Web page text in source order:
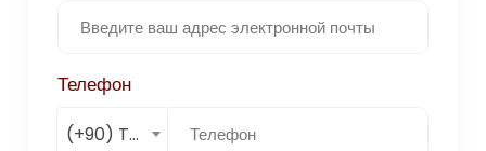
Телефон
(+90) Türkiye